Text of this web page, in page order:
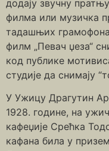
додају звучну
филма или музичка
тадашњих
филм „Певач џеза“
код публике
студије да снимају
У Ужицу Драгутин
1928. године, на
кафеџије Срећка
кафана била у